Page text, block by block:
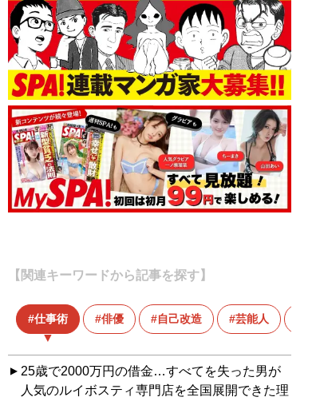
【関連キーワードから記事を探す】
仕事術 俳優 自己改造 芸能人
25歳で2000万円の借金…すべてを失った男が
人気のルイボスティ専門店を全国展開できた理